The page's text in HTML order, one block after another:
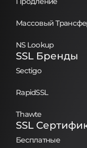
Массовый
NS Lookup
SSL Бренды
Sectigo
RapidSSL
Thawte
SSL
Бесплатные